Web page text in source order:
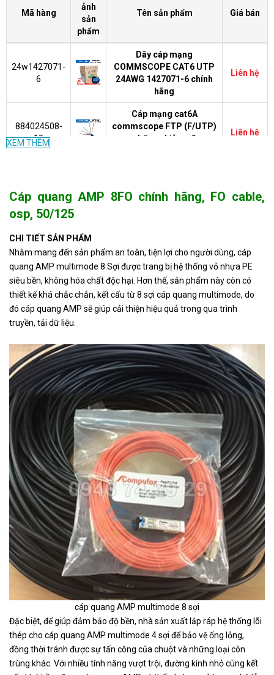
Mã hàng
ảnh
sản
phẩm
Tên sản phẩm Giá bán
24w1427071-
6
Dây cáp mạng
COMMSCOPE CAT6 UTP
24AWG 1427071-6 chính
hãng
Liên hệ
884024508-
10
Cáp mạng cat6A
commscope FTP (F/UTP)
chống nhiễu mã
Liên hệ
1427254-6 chính hãng
2UTP
1-2111011-3
Mặt nạ mạng 4 port
Commscope (1-2111011-
3)
100.000
VND
9-1375055-2
Nhân mạng CAT6
NPC6ASZDB-
XX003M
Dây Patch Cord
Commscope CAT6A
S/FTP 3m (NPC6ASZDB-
XX003M)
280.000
VND
9-1375191-2
Nhân mạng CAT5E
Commscope 9-1375191-2
(Đen)
VND
XEM THÊM
Cáp quang AMP 8FO chính hãng, FO cable,
osp, 50/125
CHI TIẾT SẢN PHẨM
Nhằm mang đến sản phẩm an toàn, tiện lợi cho người dùng, cáp
quang AMP multimode 8 Sợi được trang bị hệ thống vỏ nhựa PE
siêu bền, không hóa chất độc hại. Hơn thế, sản phẩm này còn có
thiết kế khá chắc chắn, kết cấu từ 8 sợi cáp quang multimode, do
đó cáp quang AMP sẽ giúp cải thiện hiệu quả trong qua trình
truyền, tải dữ liệu.
cáp quang AMP multimode 8 sợi
Đặc biệt, để giúp đảm bảo độ bền, nhà sản xuất lắp ráp hệ thống lõi
thép cho cáp quang AMP multimode 4 sợi để bảo vệ ống lỏng,
đồng thời tránh được sự tấn công của chuột và những loại côn
trùng khác. Với nhiều tính năng vượt trội, đường kính nhỏ cùng kết